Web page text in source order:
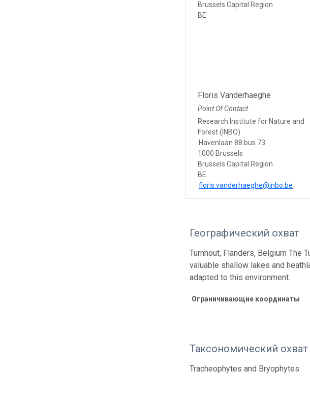
Brussels Capital Region
BE
Floris Vanderhaeghe
Point Of Contact
Research Institute for Nature and
Forest (INBO)
Havenlaan 88 bus 73
1000 Brussels
Brussels Capital Region
BE
floris.vanderhaeghe@inbo.be
Географический охват
Turnhout, Flanders, Belgium The
valuable shallow lakes and
adapted to this environment.
Ограничивающие координаты
Таксономический охват
Tracheophytes and Bryophytes